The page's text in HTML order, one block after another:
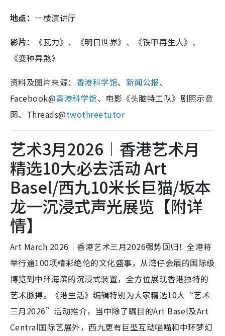
地点： 一楼演讲厅
影片：
《瓦力》、《明日世界》、《铁甲再生人》、
《变种异煞》
资料及图片来源： 香港科学馆、 新闻公报、
Facebook@香港科学馆、电影《头脑特工队》剧照示意
图、Threads@twothreetutor
艺术3月2026︱香港艺术月
精选10大必去活动 Art
Basel/西九10米长巨猫/坂本
龙一沉浸式声光展览【附详
情】
Art March 2026︱香港艺术三月2026强势回归！全港将
举行逾100项精彩绝伦的文化盛事，从湾仔会展的国际级
博览到中环海滨的沉浸式装置，全方位展现香港独特的
艺术脉搏。《港生活》编辑特别为大家精选10大“艺术
三月2026”活动推介，当中除了瞩目的Art Basel及Art
Central国际艺展外，西九更有巨型互动喵喵和中环梦幻